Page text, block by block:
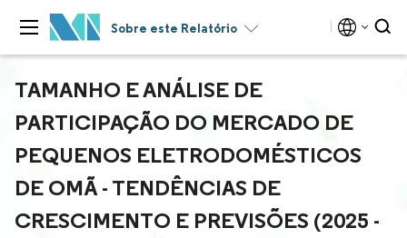
Sobre este Relatório
TAMANHO E ANÁLISE DE
PARTICIPAÇÃO DO MERCADO DE
PEQUENOS ELETRODOMÉSTICOS
DE OMÃ - TENDÊNCIAS DE
CRESCIMENTO E PREVISÕES (2025 -